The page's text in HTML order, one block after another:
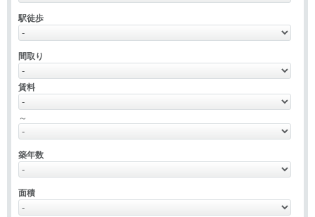
駅徒歩
間取り
賃料
～
築年数
面積